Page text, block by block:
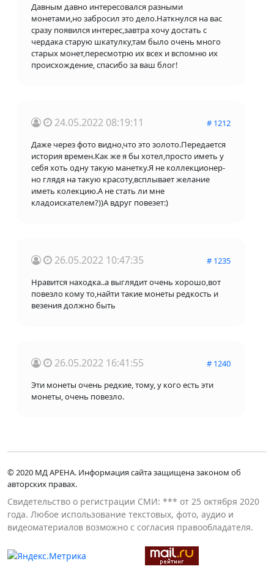
Давным давно интересовался разными
монетами,но забросил это дело.Наткнулся на вас
сразу появился интерес,завтра хочу достать с
чердака старую шкатулку,там было очень много
старых монет,пересмотрю их всех и вспомню их
происхождение, спасибо за ваш блог!
# 1212
24.05.2022 08:19:11
Даже через фото видно,что это золото.Передается
история времен.Как же я бы хотел,просто иметь у
себя хоть одну такую манетку.Я не коллекционер-
но глядя на такую красоту,всплывает желание
иметь колекцию.А не стать ли мне
кладоискателем?))А вдруг повезет:)
# 1235
26.05.2022 10:47:35
Нравится находка..а выглядит очень хорошо,вот
повезло кому то,найти такие монеты редкость и
везения должно быть
# 1240
26.05.2022 16:41:55
Эти монеты очень редкие, тому, у кого есть эти
монеты, очень повезло.
© 2020 МД АРЕНА. Информация сайта защищена законом об
авторских правах.
Свидетельство о регистрации СМИ: *** от 25 октября 2020
года. Любое использование текстовых, фото, аудио и
видеоматериалов возможно с согласия правообладателя.